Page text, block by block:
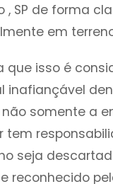
, SP de forma
em
que isso é
inafiançável
somente a
tem
seja
reconhecido